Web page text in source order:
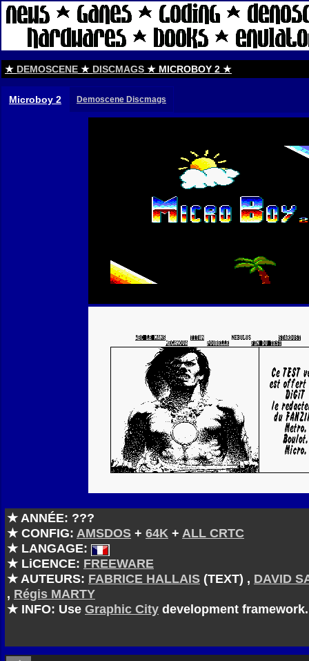
★ DEMOSCENE ★ DISCMAGS ★ MICROBOY 2 ★
Microboy 2 Demoscene Discmags
★ ANNÉE: ???
★ CONFIG: AMSDOS + 64K + ALL CRTC
★ LANGAGE:
★ LiCENCE: FREEWARE
★ AUTEURS: FABRICE HALLAIS (TEXT) , DAVID
, Régis MARTY
★ INFO: Use Graphic City development framework.